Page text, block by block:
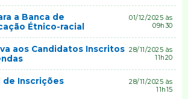
a Banca de
Étnico-racial
01/12/2025 às
09h30
aos Candidatos Inscritos 28/11/2025 às
11h20
de Inscrições
28/11/2025 às
11h15